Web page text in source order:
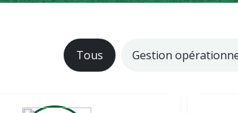
Tous Gestion